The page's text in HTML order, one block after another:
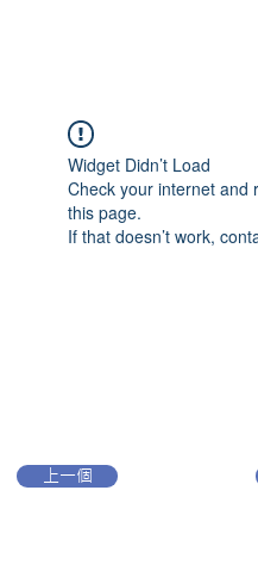
Widget Didn’t Load
Check your internet and
this page.
If that doesn’t work,
上一個